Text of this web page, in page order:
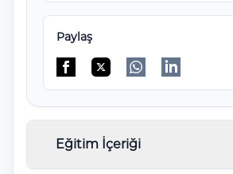
Paylaş
Facebook'da paylaş
Twitter'da paylaş
WhatsApp'da
Eğitim İçeriği